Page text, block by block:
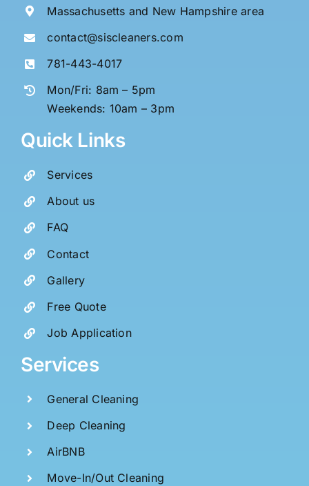
Massachusetts and New Hampshire area
contact@siscleaners.com
781-443-4017
Mon/Fri: 8am – 5pm
Weekends: 10am – 3pm
Quick Links
Services
About us
FAQ
Contact
Gallery
Free Quote
Job Application
Services
General Cleaning
Deep Cleaning
AirBNB
Move-In/Out Cleaning